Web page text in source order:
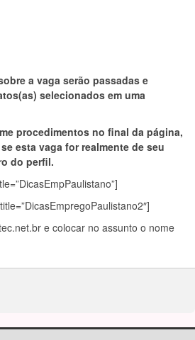
a vaga serão passadas e
selecionados em uma
procedimentos no final da página,
esta vaga for realmente de seu
do perfil.
e colocar no assunto o nome